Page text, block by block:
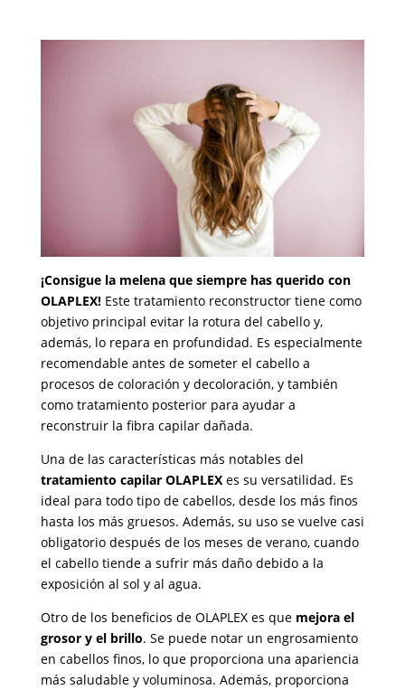
¡Consigue la melena que siempre has querido con
OLAPLEX!Este tratamiento reconstructor tiene como
objetivo principal evitar la rotura del cabello y,
además, lo repara en profundidad. Es especialmente
recomendable antes de someter el cabello a
procesos de coloración y decoloración, y también
como tratamiento posterior para ayudar a
reconstruir la fibra capilar dañada.
Una de las características más notables del
tratamiento capilar OLAPLEXes su versatilidad. Es
ideal para todo tipo de cabellos, desde los más finos
hasta los más gruesos. Además, su uso se vuelve casi
obligatorio después de los meses de verano, cuando
el cabello tiende a sufrir más daño debido a la
exposición al sol y al agua.
Otro de los beneficios de OLAPLEX es que mejora el
grosor y el brillo. Se puede notar un engrosamiento
en cabellos finos, lo que proporciona una apariencia
más saludable y voluminosa. Además, proporciona